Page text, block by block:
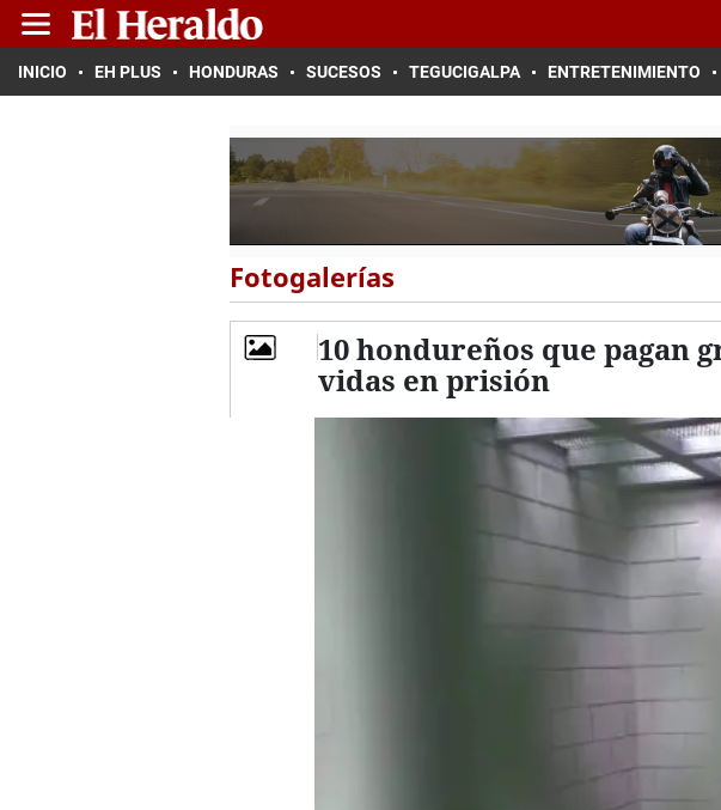
INICIO EH PLUS HONDURAS SUCESOS TEGUCIGALPA ENTRETENIMIENTO
Fotogalerías
10 hondureños que pagan
vidas en prisión